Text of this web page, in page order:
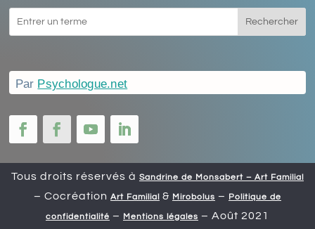
Rechercher
Par Psychologue.net
Tous droits réservés à Sandrine de Monsabert – Art Familial
– Cocréation Art Familial& Mirobolus – Politique de
confidentialité – Mentions légales – Août 2021